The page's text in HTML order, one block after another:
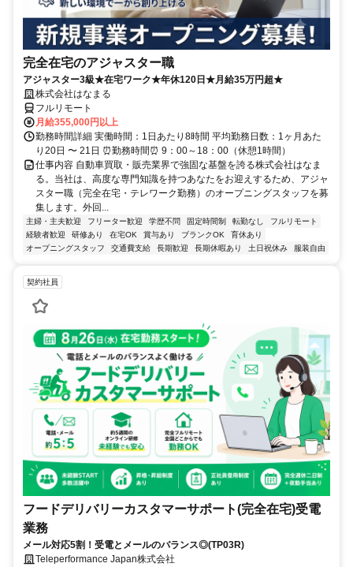
完全在宅のアジャスター職
アジャスター3級★在宅ワーク★年休120日★月給35万円超★
株式会社はなまる
フルリモート
月給355,000円以上
勤務時間詳細 実働時間：1日あたり8時間 平均勤務日数：1ヶ月あた
り20日 〜 21日 ⏰勤務時間⏰ 9：00～18：00（休憩1時間）
仕事内容 自動車買取・販売業界で強固な基盤を誇る株式会社はなま
る。当社は、高度な専門知識を持つあなたをお迎えするため、アジャ
スター職（完全在宅・テレワーク勤務）のオープニングスタッフを募
集します。外回...
主婦・主夫歓迎 フリーター歓迎 学歴不問 固定時間制 転勤なし
フルリモート
経験者歓迎
研修あり 在宅OK 賞与あり ブランクOK
育休あり
オープニングスタッフ
交通費支給 長期歓迎 長期休暇あり 土日祝休み 服装自由
契約社員
フードデリバリーカスタマーサポート(完全在宅)受電
業務
メール対応5割！受電とメールのバランス◎(TP03R)
Teleperformance Japan株式会社